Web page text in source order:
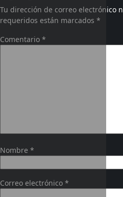
Tu dirección de correo electrónico
requeridos están marcados *
Comentario *
Nombre *
Correo electrónico *